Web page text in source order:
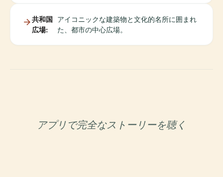
共和国
広場:
アイコニックな建築物と文化的名所に囲まれ
た、都市の中心広場。
アプリで完全なストーリーを聴く